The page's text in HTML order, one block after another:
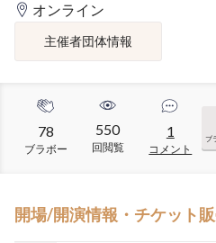
オンライン
主催者団体情報
78
ブラボー
550
回閲覧
1
コメント
ブ
開場/開演情報・チケット